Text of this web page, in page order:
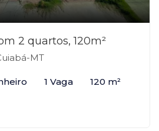
2 quartos, 120m²
MT
1 Vaga 120 m²